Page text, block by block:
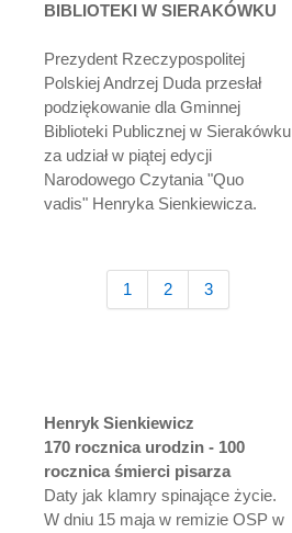
BIBLIOTEKI W SIERAKÓWKU
Prezydent Rzeczypospolitej
Polskiej Andrzej Duda przesłał
podziękowanie dla Gminnej
Biblioteki Publicznej w Sierakówku
za udział w piątej edycji
Narodowego Czytania "Quo
vadis" Henryka Sienkiewicza.
1 2 3
Henryk Sienkiewicz
170 rocznica urodzin - 100
rocznica śmierci pisarza
Daty jak klamry spinające życie.
W dniu 15 maja w remizie OSP w